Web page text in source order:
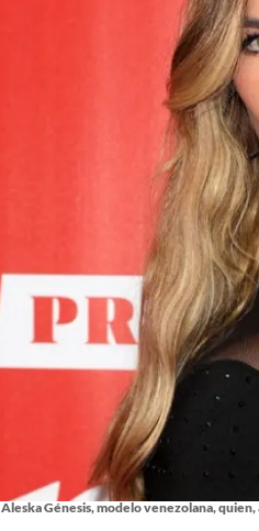
Aleska Génesis, modelo venezolana,